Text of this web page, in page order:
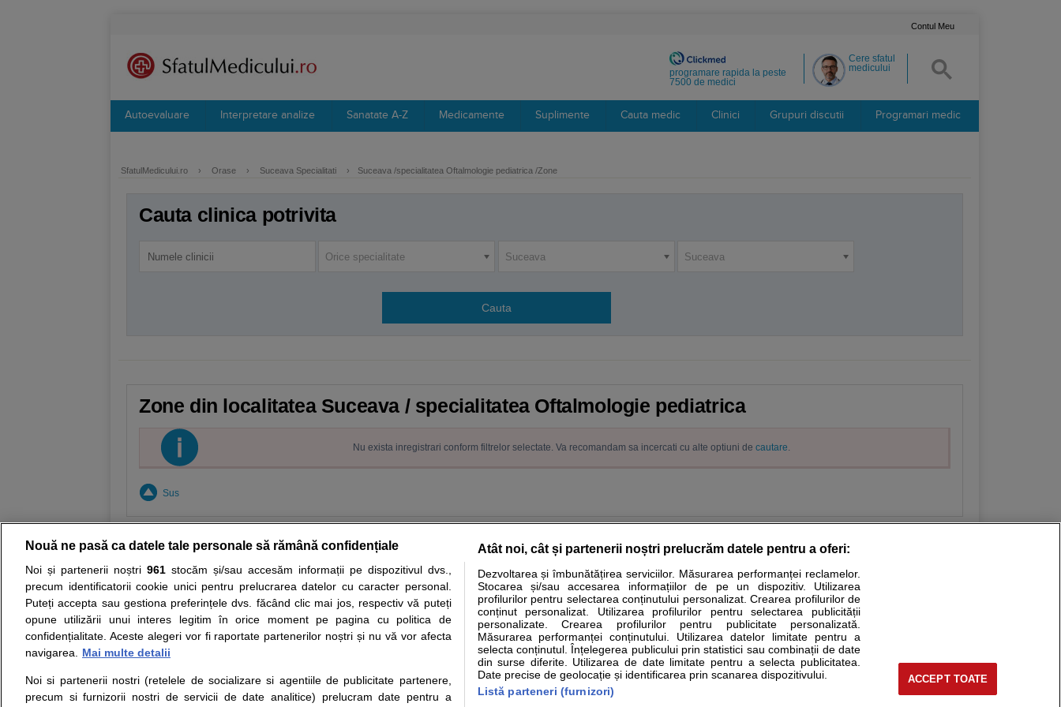
Contul Meu
Cere sfatul
medicului
programare rapida la peste
7500 de medici
Autoevaluare Interpretare analize Sanatate A-Z Medicamente Suplimente Cauta medic Clinici Grupuri discutii Programari medic
SfatulMedicului.ro › Orase › Suceava Specialitati › Suceava /specialitatea Oftalmologie pediatrica /Zone
Cauta clinica potrivita
Orice specialitate Suceava Suceava
Zone din localitatea Suceava / specialitatea Oftalmologie pediatrica
Nu exista inregistrari conform filtrelor selectate. Va recomandam sa incercati cu alte optiuni de cautare.
Sus
Resurse: Autoevaluare simptome Interpretare analize Specialitati medicale Boli si afectiuni Calculatoare Stiri medicale
Opiniile avizate ale medicilor, sfaturile si orice alte informatii despre sanatate disponibile pe sfatulmedicului.ro au scop informativ si educational. Ele nu pot substitui consultul medical direct si
nici diagnosticul stabilit in urma investigatiilor si analizelor medicale. Va sfatuim, ca pe langa informatia primita pe sfatulmedicului.ro sa consultati fie medicul Dvs., fie unul dintre medicii pe care
ii punem la dispozitie pentru programare in sistemul de programari la medic Clickmed.
Despre noi
Despre noi
Legal
Termeni si conditii
Drepturile consumatorului
Protectia consumatorilor - ANPC
Parteneri
Nouă ne pasă ca datele tale personale să rămână confidențiale
Noi și partenerii noștri 961stocăm și/sau accesăm informații pe dispozitivul dvs.,
precum identificatorii cookie unici pentru prelucrarea datelor cu caracter personal.
Puteți accepta sau gestiona preferințele dvs. făcând clic mai jos, respectiv vă puteți
opune utilizării unui interes legitim în orice moment pe pagina cu politica de
confidențialitate. Aceste alegeri vor fi raportate partenerilor noștri și nu vă vor afecta
navigarea.
Mai multe detalii
Noi si partenerii nostri (retelele de socializare si agentiile de publicitate partenere,
precum si furnizorii nostri de servicii de date analitice) prelucram date pentru a
Atât noi, cât și partenerii noștri prelucrăm datele pentru a oferi:
Dezvoltarea și îmbunătățirea serviciilor. Măsurarea performanței reclamelor.
Stocarea și/sau accesarea informațiilor de pe un dispozitiv. Utilizarea
profilurilor pentru selectarea conținutului personalizat. Crearea profilurilor de
conținut personalizat. Utilizarea profilurilor pentru selectarea publicității
personalizate. Crearea profilurilor pentru publicitate personalizată.
Măsurarea performanței conținutului. Utilizarea datelor limitate pentru a
selecta conținutul. Înțelegerea publicului prin statistici sau combinații de date
din surse diferite. Utilizarea de date limitate pentru a selecta publicitatea.
Date precise de geolocație și identificarea prin scanarea dispozitivului.
Listă parteneri (furnizori)
ACCEPT TOATE